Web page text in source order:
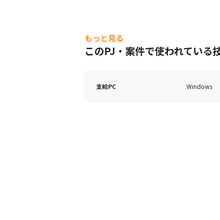
もっと見る
このPJ・案件で使われている
支給PC Windows